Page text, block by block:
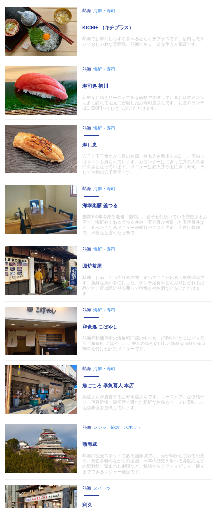
熱海 海鮮・寿司
KICHI+ （キチプラス）
熱海で新鮮なしらすを食べるならキチプラスです。店内もモダ
ンでおしゃれな雰囲気。熱海でも１、２を争う人気店です。
熱海 海鮮・寿司
寿司処 初川
新鮮なお魚をリーズナブルな価格で提供しているお店常連さん
も多く訪れる地元に密着したお寿司屋さんです。お昼のランチ
は1,000円〜でにぎりがいただけます。
熱海 海鮮・寿司
寿し忠
穴子と玉子焼きが自慢のお店。有名人も数多く来訪し、店内に
はサインも飾られています。カウンターはにぎり注文の人の専
門の席となっています。メニューは鉄火丼や上にぎり寿司、そ
して名物の穴子寿司です。
熱海 海鮮・寿司
海幸楽膳 釜つる
創業160年を誇る老舗「釜鶴」。親子五代続いている歴史あるお
店で、海鮮丼である釜つる丼や、五代目が考案した五代目丼な
ど、食べたくなるメニューが盛りだくさんです。店内は禁煙
で、水着など濡れた状態で...
熱海 海鮮・寿司
囲炉茶屋
料理、お酒、くつろげる空間、すべてにこだわる海鮮料理店で
す。新鮮な魚介を使用した、ランチ定食やどんぶりはどれも絶
品です。夜は囲炉りを囲って串焼きやお酒などをいただけま
す。
熱海 海鮮・寿司
和食処 こばやし
熱海平和商店街の海鮮料理店の中でも、行列ができるほど人気
店「和食処 こばやし」。地産の魚を使用した新鮮な海鮮や金目
鯛の煮付けが評判メニューです。
熱海 海鮮・寿司
魚ごころ 季魚喜人 本店
魚屋さんが直営するお寿司屋さんです。リーズナブルな価格帯
と、伊豆近海・駿河湾で獲れた新鮮なお魚をベースに美味しい
地魚料理を提供しています。
熱海 レジャー施設・スポット
熱海城
熱海の観光スポットである熱海城では、天守閣から眺める絶景
や、景色を眺めながらの足湯、日本の歴史を学べる浮世絵など
の資料館、猿まわし劇場など、勉強からアクティビティ、観光
までできるレジャー施設です。
熱海 スイーツ
利久